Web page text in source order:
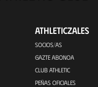
ATHLETICZALES
SOCIOS/AS
GAZTE ABONOA
CLUB ATHLETIC
PEÑAS OFICIALES